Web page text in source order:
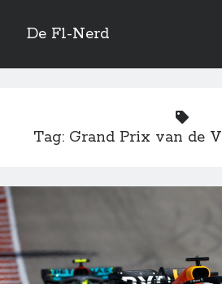
De F1-Nerd
Zijbalk
Tag: Grand Prix van de